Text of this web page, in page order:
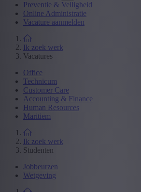
Preventie & Veiligheid
Online Administratie
Vacature aanmelden
Ik zoek werk
Vacatures
Office
Technicum
Customer Care
Accounting & Finance
Human Resources
Maritiem
Ik zoek werk
Studenten
Jobbeurzen
Wetgeving